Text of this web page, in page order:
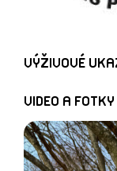
VÝŽIVOVÉ
VIDEO A FOTKY